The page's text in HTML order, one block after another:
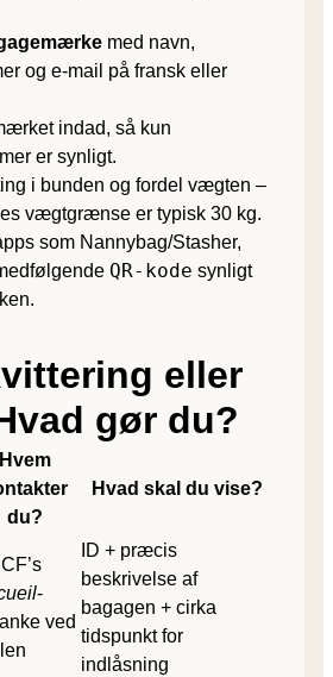
med navn,
og e-mail på fransk eller
indad, så kun
er synligt.
i bunden og fordel vægten –
vægtgrænse er typisk 30 kg.
som Nannybag/Stasher,
QR-kode synligt
eller
gør du?
Hvem
du?
Hvad skal du vise?
-
ved
ID + præcis
beskrivelse af
bagagen + cirka
tidspunkt for
indlåsning